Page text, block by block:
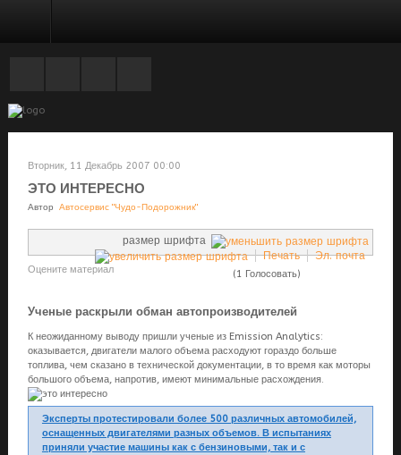
Вторник, 11 Декабрь 2007 00:00
ЭТО ИНТЕРЕСНО
Автор Автосервис "Чудо-Подорожник"
размер шрифта
Печать
Эл. почта
Оцените материал (1 Голосовать)
Ученые раскрыли обман автопроизводителей
К неожиданному выводу пришли ученые из Emission Analytics:
оказывается, двигатели малого объема расходуют гораздо больше
топлива, чем сказано в технической документации, в то время как моторы
большого объема, напротив, имеют минимальные расхождения.
Эксперты протестировали более 500 различных автомобилей,
оснащенных двигателями разных объемов. В испытаниях
приняли участие машины как с бензиновыми, так и с